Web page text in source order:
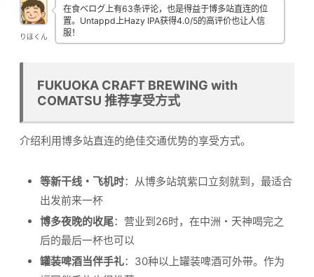
りほくん
在食べログ上有63条评论，也是得益于博多站直连的位
置。Untappd上Hazy IPA获得4.0/5的高评价也让人信
服！
FUKUOKA CRAFT BREWING with
COMATSU 推荐享受方式
介绍利用博多站直连的绝佳交通优势的享受方式。
等新干线・飞机时：从博多站筑紫口立刻就到，最适合
出发前来一杯
博多夜晚的收尾：营业到26时，在中洲・天神喝完之
后的最后一杯也可以
罐装啤酒当伴手礼：30种以上罐装啤酒可外带。作为